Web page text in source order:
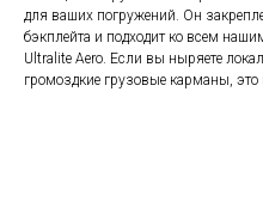
для ваших погружений. Он
бэкплейта и подходит ко всем
Ultralite Aero. Если вы ныряете
громоздкие грузовые карманы,